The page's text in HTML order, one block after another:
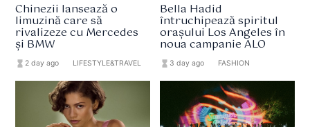
Chinezii lansează o
limuzină care să
rivalizeze cu Mercedes
și BMW
hourglass_full 2 day ago LIFESTYLE&TRAVEL
Bella Hadid
întruchipează spiritul
orașului Los Angeles în
noua campanie ALO
hourglass_full 3 day ago FASHION